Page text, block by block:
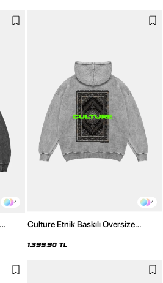
4 4
Culture Etnik Baskılı Oversize
Hoodie
1.399,90 TL